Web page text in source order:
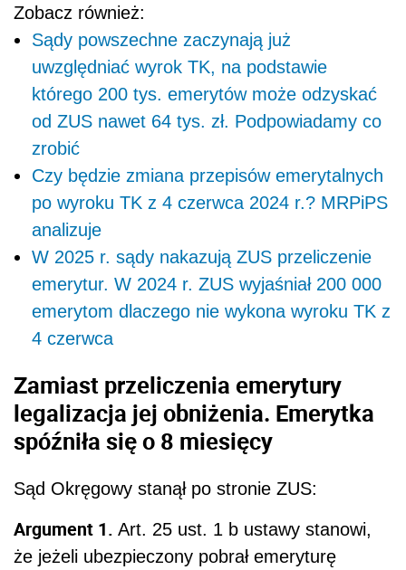
Zobacz również:
Sądy powszechne zaczynają już
uwzględniać wyrok TK, na podstawie
którego 200 tys. emerytów może odzyskać
od ZUS nawet 64 tys. zł. Podpowiadamy co
zrobić
Czy będzie zmiana przepisów emerytalnych
po wyroku TK z 4 czerwca 2024 r.? MRPiPS
analizuje
W 2025 r. sądy nakazują ZUS przeliczenie
emerytur. W 2024 r. ZUS wyjaśniał 200 000
emerytom dlaczego nie wykona wyroku TK z
4 czerwca
Zamiast przeliczenia emerytury
legalizacja jej obniżenia. Emerytka
spóźniła się o 8 miesięcy
Sąd Okręgowy stanął po stronie ZUS:
Argument 1. Art. 25 ust. 1 b ustawy stanowi,
że jeżeli ubezpieczony pobrał emeryturę